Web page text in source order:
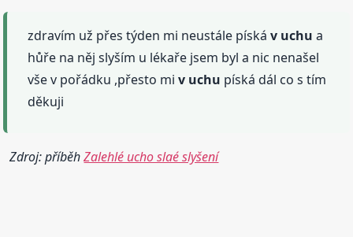
zdravím už přes týden mi neustále pískáv uchu a
hůře na něj slyším u lékaře jsem byl a nic nenašel
vše v pořádku ,přesto miv uchu píská dál co s tím
děkuji
Zdroj: příběhZalehlé ucho slaé slyšení